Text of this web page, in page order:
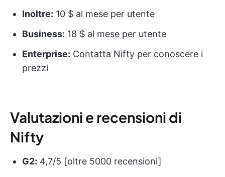
Inoltre: 10 $ al mese per utente
Business: 18 $ al mese per utente
Enterprise: Contatta Nifty per conoscere i
prezzi
Valutazioni e recensioni di
Nifty
G2: 4,7/5 [oltre 5000 recensioni]